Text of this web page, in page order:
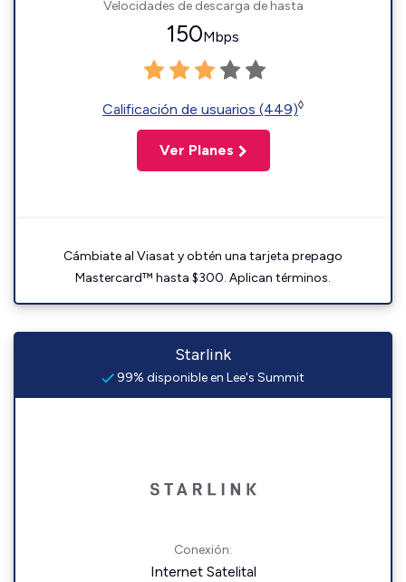
Velocidades de descarga de hasta
150Mbps
Calificación de usuarios (449)◊
Ver Planes
Cámbiate al Viasat y obtén una tarjeta prepago
Mastercard™ hasta $300. Aplican términos.
Starlink
99% disponible en Lee's Summit
Conexión:
Internet Satelital